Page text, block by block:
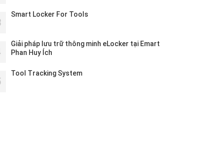
Smart Locker For Tools
Giải pháp lưu trữ thông minh eLocker tại Emart
Phan Huy Ích
Tool Tracking System